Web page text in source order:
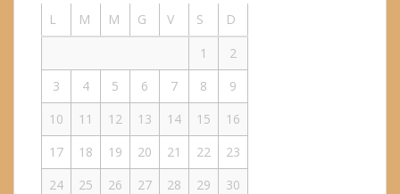
L M M G V S
D
1
2
3
4 5 6 7 8
9
10
11 12 13 14 15
16
17
18 19 20 21 22
23
24
25 26 27 28 29
30